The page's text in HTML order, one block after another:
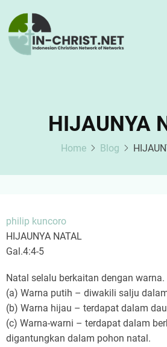
main
content
HIJAUNYA
Home Blog
philip kuncoro
HIJAUNYA NATAL
Gal.4:4-5
Natal selalu berkaitan dengan
(a) Warna putih – diwakili salju
(b) Warna hijau – terdapat dalam
(c) Warna-warni – terdapat dalam
digantungkan dalam pohon natal.